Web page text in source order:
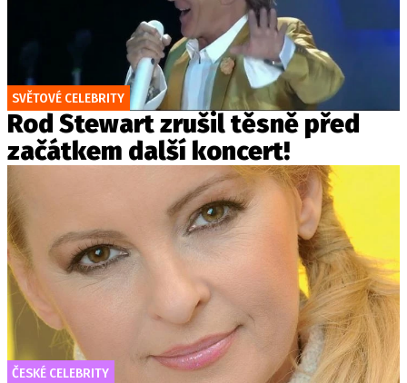
SVĚTOVÉ CELEBRITY
Rod Stewart zrušil těsně před
začátkem další koncert!
ČESKÉ CELEBRITY